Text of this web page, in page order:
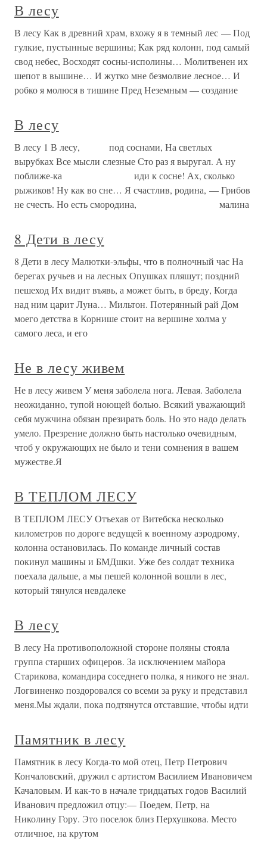
В лесу
В лесу Как в древний храм, вхожу я в темный лес — Под
гулкие, пустынные вершины; Как ряд колонн, под самый
свод небес, Восходят сосны-исполины… Молитвенен их
шепот в вышине… И жутко мне безмолвие лесное… И
робко я молюся в тишине Пред Неземным — создание
В лесу
В лесу 1 В лесу, под соснами, На светлых
вырубках Все мысли слезные Сто раз я выругал. А ну
поближе-ка иди к сосне! Ах, сколько
рыжиков! Ну как во сне… Я счастлив, родина, — Грибов
не счесть. Но есть смородина, малина
8 Дети в лесу
8 Дети в лесу Малютки-эльфы, что в полночный час На
берегах ручьев и на лесных Опушках пляшут; поздний
пешеход Их видит въявь, а может быть, в бреду, Когда
над ним царит Луна… Мильтон. Потерянный рай Дом
моего детства в Корнише стоит на вершине холма у
самого леса, и его
Не в лесу живем
Не в лесу живем У меня заболела нога. Левая. Заболела
неожиданно, тупой ноющей болью. Всякий уважающий
себя мужчина обязан презирать боль. Но это надо делать
умело. Презрение должно быть настолько очевидным,
чтоб у окружающих не было и тени сомнения в вашем
мужестве.Я
В ТЕПЛОМ ЛЕСУ
В ТЕПЛОМ ЛЕСУ Отъехав от Витебска несколько
километров по дороге ведущей к военному аэродрому,
колонна остановилась. По команде личный состав
покинул машины и БМДшки. Уже без солдат техника
поехала дальше, а мы пешей колонной вошли в лес,
который тянулся невдалеке
В лесу
В лесу На противоположной стороне поляны стояла
группа старших офицеров. За исключением майора
Старикова, командира соседнего полка, я никого не знал.
Логвиненко поздоровался со всеми за руку и представил
меня.Мы ждали, пока подтянутся отставшие, чтобы идти
Памятник в лесу
Памятник в лесу Когда-то мой отец, Петр Петрович
Кончаловский, дружил с артистом Василием Ивановичем
Качаловым. И как-то в начале тридцатых годов Василий
Иванович предложил отцу:— Поедем, Петр, на
Николину Гору. Это поселок близ Перхушкова. Место
отличное, на крутом